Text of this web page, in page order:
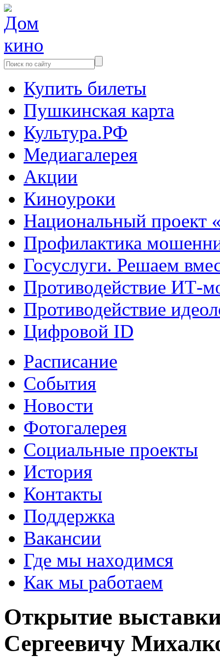
Купить билеты
Пушкинская карта
Культура.РФ
Медиагалерея
Акции
Киноуроки
Национальный проект
Профилактика
Госуслуги. Решаем
Противодействие ИТ-
Противодействие
Цифровой ID
Расписание
События
Новости
Фотогалерея
Социальные проекты
История
Контакты
Поддержка
Вакансии
Где мы находимся
Как мы работаем
Открытие
Сергеевичу